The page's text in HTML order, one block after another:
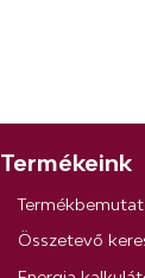
Termékeink
Összetevő